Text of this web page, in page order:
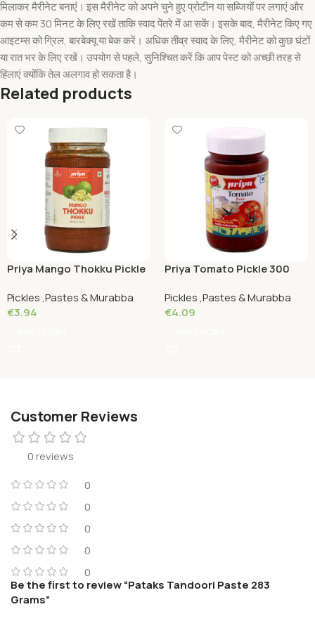
मिलाकर मैरीनेट बनाएं। इस मैरीनेट को अपने चुने हुए प्रोटीन या सब्जियों पर लगाएं और
कम से कम 30 मिनट के लिए रखें ताकि स्वाद पेंतरे में आ सकें। इसके बाद, मैरीनेट किए गए
आइटम्स को ग्रिल, बारबेक्यू या बेक करें। अधिक तीव्र स्वाद के लिए, मैरीनेट को कुछ घंटों
या रात भर के लिए रखें। उपयोग से पहले, सुनिश्चित करें कि आप पेस्ट को अच्छी तरह से
हिलाएं क्योंकि तेल अलगाव हो सकता है।
Related products
Priya Mango Thokku Pickle
Pickles ,Pastes & Murabba
€3.94
Priya Tomato Pickle 300
Pickles ,Pastes & Murabba
€4.09
Customer Reviews
0 reviews
0
0
0
0
0
Be the first to review “Pataks Tandoori Paste 283
Grams”